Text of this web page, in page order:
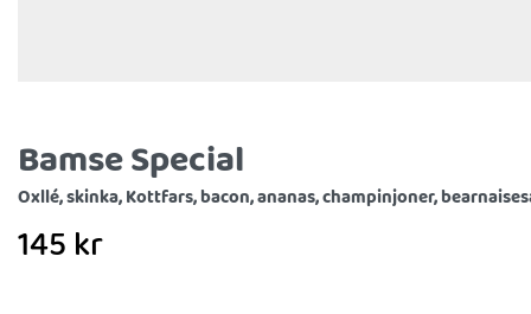
Bamse Special
Oxllé, skinka, Kottfars, bacon, ananas, champinjoner,
145 kr